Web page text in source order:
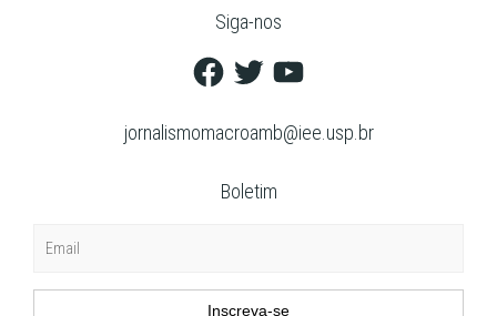
Siga-nos
Facebook
TwitterYouTube
jornalismomacroamb@iee.usp.br
Boletim